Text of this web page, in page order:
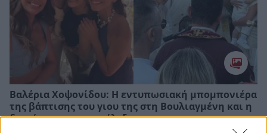
Βαλέρια Χοψονίδου: Η εντυπωσιακή μπομπονιέρα
της βάπτισης του γιου της στη Βουλιαγμένη και η
διακόσμηση που επέλεξε